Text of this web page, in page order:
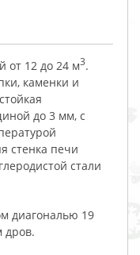
от 12 до 24 м3.
каменки и
до 3 мм, с
стенка печи
стали
диагональю 19
дров.